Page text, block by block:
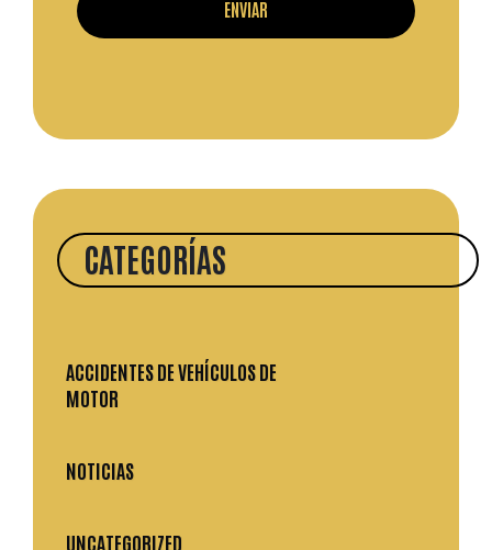
CATEGORÍAS
ACCIDENTES DE VEHÍCULOS DE
MOTOR
NOTICIAS
UNCATEGORIZED